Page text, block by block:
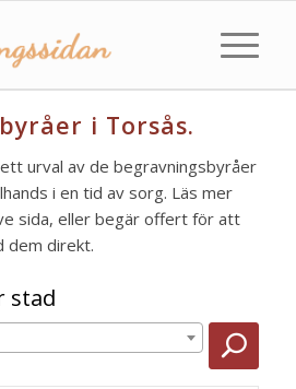
i Torsås.
urval av de begravningsbyråer
i en tid av sorg. Läs mer
sida, eller begär offert för att
dem direkt.
stad